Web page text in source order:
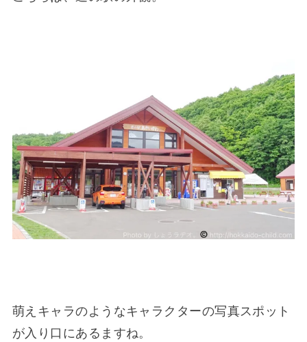
萌えキャラのようなキャラクターの写真スポット
が入り口にあるますね。